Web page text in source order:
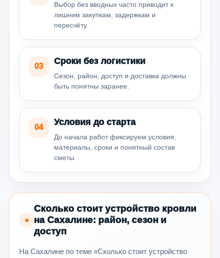
Выбор без вводных часто приводит к
лишним закупкам, задержкам и
пересчёту.
03
Сроки без логистики
Сезон, район, доступ и доставка должны
быть понятны заранее.
04
Условия до старта
До начала работ фиксируем условия,
материалы, сроки и понятный состав
сметы.
●
Сколько стоит устройство кровли
на Сахалине: район, сезон и
доступ
На Сахалине по теме «Сколько стоит устройство